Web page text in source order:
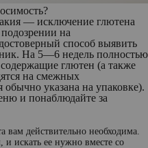
— исключение глютена
на
способ выявить
На 5—6 недель полностью
глютен (а также
на смежных
указана на упаковке).
и понаблюдайте за
действительно необходима.
искать ее нужно вместе со